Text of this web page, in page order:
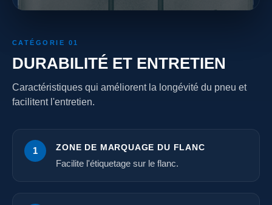
CATÉGORIE 01
DURABILITÉ ET ENTRETIEN
Caractéristiques qui améliorent la longévité du pneu et
facilitent l'entretien.
1 ZONE DE MARQUAGE DU FLANC
Facilite l'étiquetage sur le flanc.